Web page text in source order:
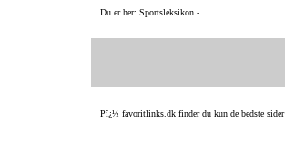
Du er her: Sportsleksikon -
Pï¿½ favoritlinks.dk finder du kun de bedste sider